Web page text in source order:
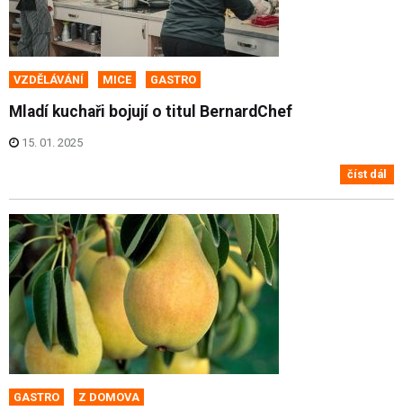
VZDĚLÁVÁNÍ MICE GASTRO
Mladí kuchaři bojují o titul BernardChef
15. 01. 2025
číst dál
GASTRO Z DOMOVA